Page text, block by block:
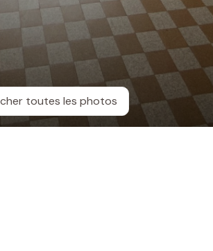
toutes les photos